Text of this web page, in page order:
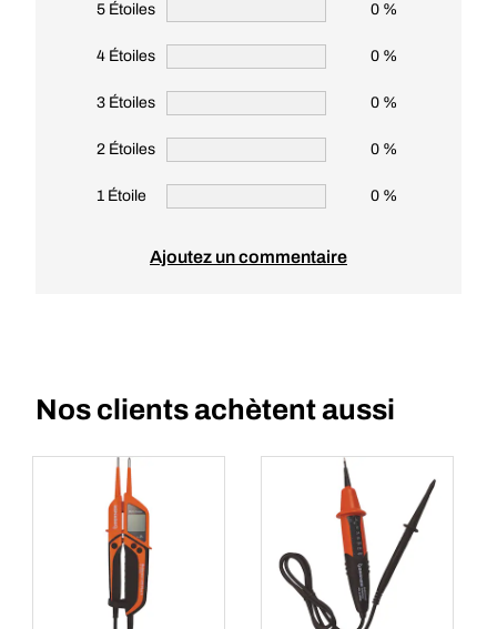
5 Étoiles 0 %
4 Étoiles 0 %
3 Étoiles 0 %
2 Étoiles 0 %
1 Étoile 0 %
Ajoutez un commentaire
Nos clients achètent aussi